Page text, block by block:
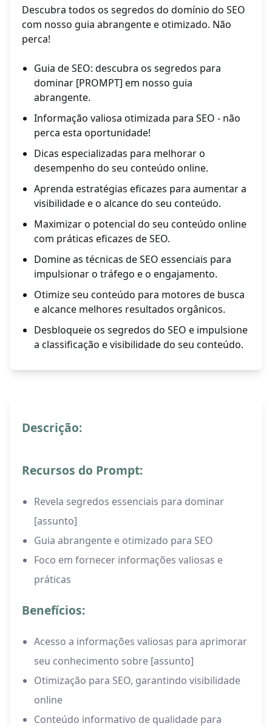
Descubra todos os segredos do domínio do SEO
com nosso guia abrangente e otimizado. Não
perca!
Guia de SEO: descubra os segredos para
dominar [PROMPT] em nosso guia
abrangente.
Informação valiosa otimizada para SEO - não
perca esta oportunidade!
Dicas especializadas para melhorar o
desempenho do seu conteúdo online.
Aprenda estratégias eficazes para aumentar a
visibilidade e o alcance do seu conteúdo.
Maximizar o potencial do seu conteúdo online
com práticas eficazes de SEO.
Domine as técnicas de SEO essenciais para
impulsionar o tráfego e o engajamento.
Otimize seu conteúdo para motores de busca
e alcance melhores resultados orgânicos.
Desbloqueie os segredos do SEO e impulsione
a classificação e visibilidade do seu conteúdo.
Descrição:
Recursos do Prompt:
Revela segredos essenciais para dominar
[assunto]
Guia abrangente e otimizado para SEO
Foco em fornecer informações valiosas e
práticas
Benefícios:
Acesso a informações valiosas para aprimorar
seu conhecimento sobre [assunto]
Otimização para SEO, garantindo visibilidade
online
Conteúdo informativo de qualidade para